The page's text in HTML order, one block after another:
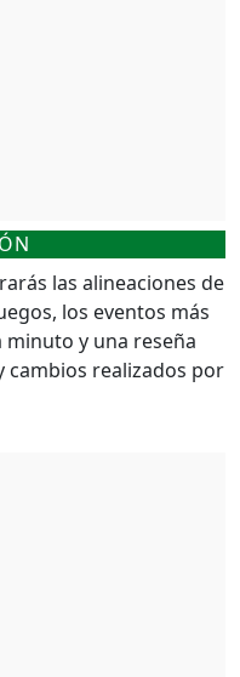
las alineaciones de
los eventos más
y una reseña
cambios realizados por